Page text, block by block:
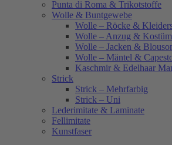
Punta di Roma & Trikotstoffe
Wolle & Buntgewebe
Wolle – Röcke &
Wolle – Anzug &
Wolle – Jacken &
Wolle – Mäntel &
Kaschmir & Edelhaar
Strick
Strick – Mehrfarbig
Strick – Uni
Lederimitate & Laminate
Fellimitate
Kunstfaser